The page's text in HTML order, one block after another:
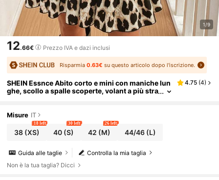
1/9
12.66€ Prezzo IVA e dazi inclusi
Risparmia0.63€ su questo articolo dopo l'iscrizione.
SHEIN Essnce Abito corto e mini con maniche lun
ghe, scollo a spalle scoperte, volant a più stra
4.75 (4)
Misure IT
38(XS)
18 left
40 (S)
30 left
42 (M)
26 left
44/46(L)
Controlla la mia taglia
Guida alle taglie
Non è la tua taglia? Dicci